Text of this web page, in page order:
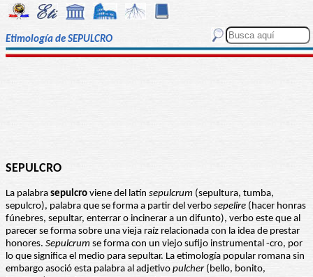
Etimología de SEPULCRO
SEPULCRO
La palabra sepulcro viene del latín sepulcrum (sepultura, tumba,
sepulcro), palabra que se forma a partir del verbo sepelire (hacer honras
fúnebres, sepultar, enterrar o incinerar a un difunto), verbo este que al
parecer se forma sobre una vieja raíz relacionada con la idea de prestar
honores. Sepulcrum se forma con un viejo sufijo instrumental -cro, por
lo que significa el medio para sepultar. La etimología popular romana sin
embargo asoció esta palabra al adjetivo pulcher(bello, bonito,